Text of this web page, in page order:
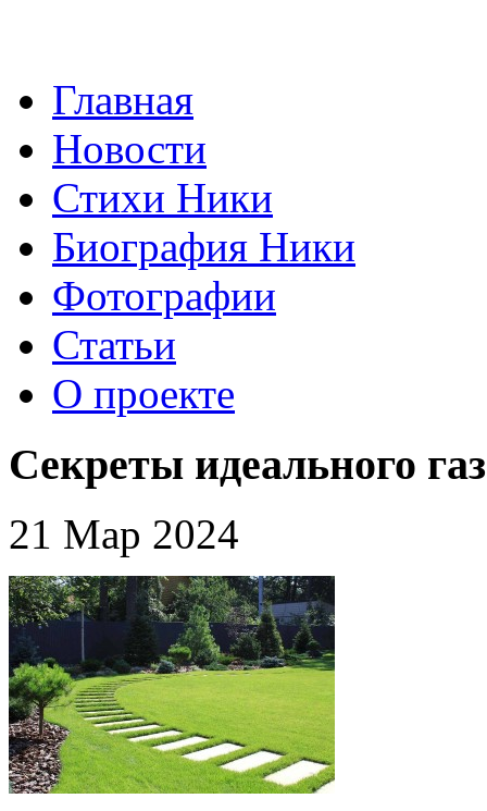
Главная
Новости
Стихи Ники
Биография Ники
Фотографии
Статьи
О проекте
Секреты идеального
21 Мар 2024